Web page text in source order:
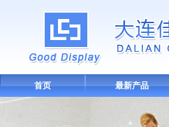
首页 最新产品